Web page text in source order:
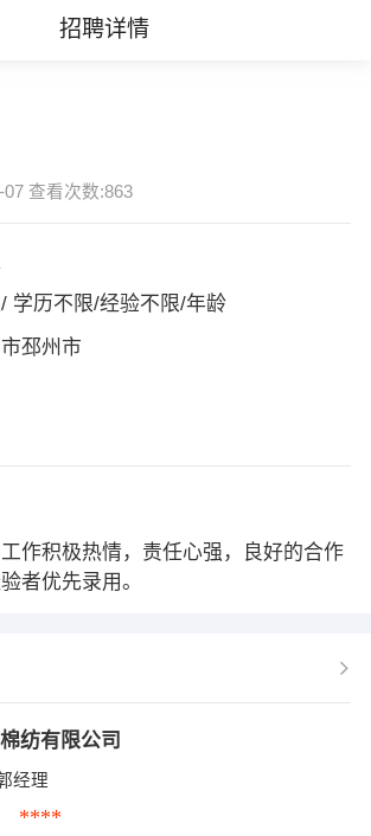
招聘详情
查看次数:863
学历不限/经验不限/年龄
邳州市
作积极热情，责任心强，良好的合作
者优先录用。
纺有限公司
经理
****